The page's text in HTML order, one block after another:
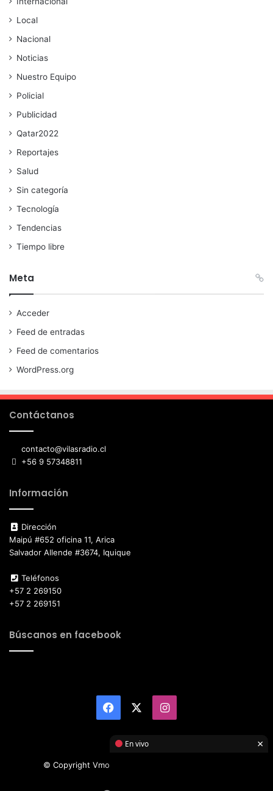
Local
Nacional
Noticias
Nuestro Equipo
Policial
Publicidad
Qatar2022
Reportajes
Salud
Sin categoría
Tecnología
Tendencias
Tiempo libre
Meta
Acceder
Feed de entradas
Feed de comentarios
WordPress.org
Contáctanos
contacto@vilasradio.cl
+56 9 57348811
Información
Dirección
Maipú #652 oficina 11, Arica
Salvador Allende #3674, Iquique
Teléfonos
+57 2 269150
+57 2 269151
Búscanos en facebook
Facebook Instagram
© Copyright Vmotor TI 2026, All Rights Reserved
En vivo ×